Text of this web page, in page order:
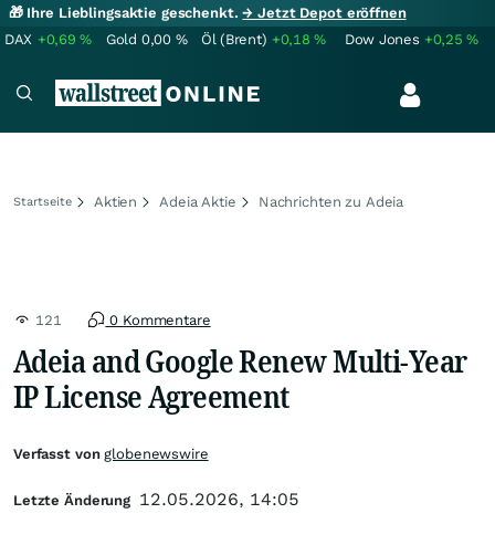
🎁 Ihre Lieblingsaktie geschenkt.→ Jetzt Depot eröffnen
DAX +0,69% Gold 0,00 % Öl (Brent) +0,18% Dow Jones +0,25%
Startseite Aktien Adeia Aktie Nachrichten zu Adeia
121 0 Kommentare
Adeia and Google Renew Multi-Year
IP License Agreement
Verfasst vonglobenewswire
Letzte Änderung 12.05.2026, 14:05